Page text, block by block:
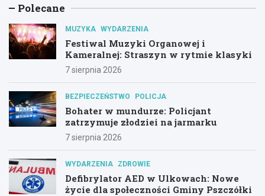
Polecane
MUZYKA WYDARZENIA
Festiwal Muzyki Organowej i
Kameralnej: Straszyn w rytmie klasyki
7 sierpnia 2026
BEZPIECZEŃSTWO POLICJA
Bohater w mundurze: Policjant
zatrzymuje złodziei na jarmarku
7 sierpnia 2026
WYDARZENIA ZDROWIE
Defibrylator AED w Ulkowach: Nowe
życie dla społeczności Gminy Pszczółki